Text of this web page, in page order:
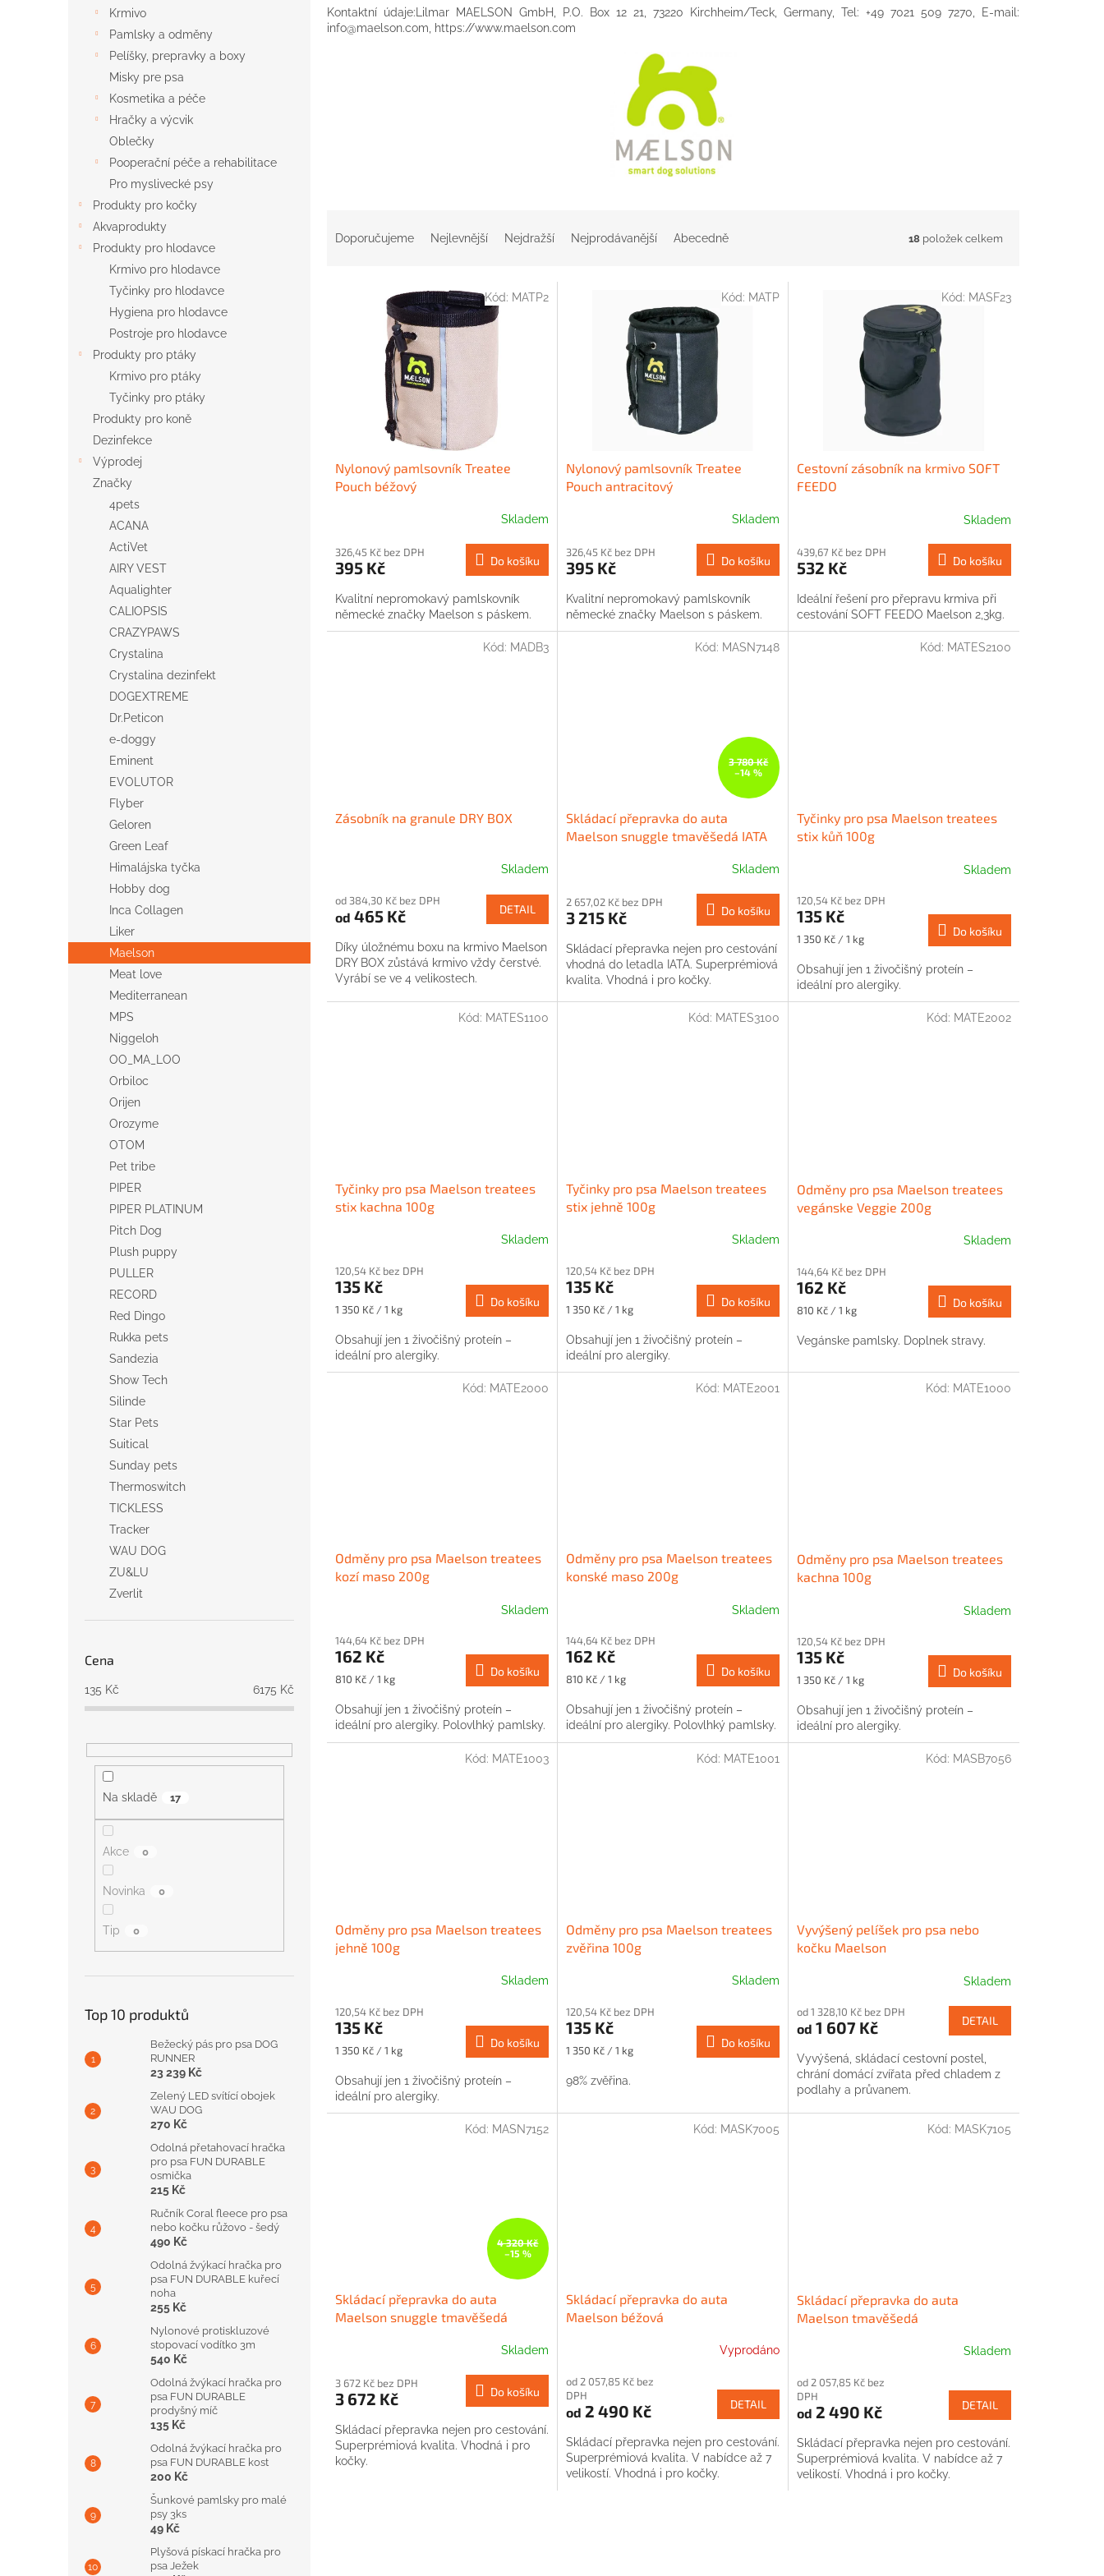
Krmivo
Pamlsky a odměny
Pelíšky, prepravky a boxy
Misky pre psa
Kosmetika a péče
Hračky a výcvik
Oblečky
Pooperační péče a rehabilitace
Pro myslivecké psy
Produkty pro kočky
Akvaprodukty
Produkty pro hlodavce
Krmivo pro hlodavce
Tyčinky pro hlodavce
Hygiena pro hlodavce
Postroje pro hlodavce
Produkty pro ptáky
Krmivo pro ptáky
Tyčinky pro ptáky
Produkty pro koně
Dezinfekce
Výprodej
Značky
4pets
ACANA
ActiVet
AIRY VEST
Aqualighter
CALIOPSIS
CRAZYPAWS
Crystalina
Crystalina dezinfekt
DOGEXTREME
Dr.Peticon
e-doggy
Eminent
EVOLUTOR
Flyber
Geloren
Green Leaf
Himalájska tyčka
Hobby dog
Inca Collagen
Liker
Maelson
Meat love
Mediterranean
MPS
Niggeloh
OO_MA_LOO
Orbiloc
Orijen
Orozyme
OTOM
Pet tribe
PIPER
PIPER PLATINUM
Pitch Dog
Plush puppy
PULLER
RECORD
Red Dingo
Rukka pets
Sandezia
Show Tech
Silinde
Star Pets
Suitical
Sunday pets
Thermoswitch
TICKLESS
Tracker
WAU DOG
ZU&LU
Zverlit
Cena
135 Kč 6175 Kč
Na skladě 17
Akce 0
Novinka 0
Tip 0
Top 10 produktů
Bežecký pás pro psa DOG
RUNNER
23 239 Kč
Zelený LED svítící obojek
WAU DOG
270 Kč
Odolná přetahovací hračka
pro psa FUN DURABLE
osmička
215 Kč
Ručník Coral fleece pro psa
nebo kočku růžovo - šedý
490 Kč
Odolná žvýkací hračka pro
psa FUN DURABLE kuřecí
noha
255 Kč
Nylonové protiskluzové
stopovací vodítko 3m
540 Kč
Odolná žvýkací hračka pro
psa FUN DURABLE
prodyšný míč
135 Kč
Odolná žvýkací hračka pro
psa FUN DURABLE kost
200 Kč
Šunkové pamlsky pro malé
psy 3ks
49 Kč
Plyšová pískací hračka pro
psa Ježek
Kontaktní údaje:Lilmar MAELSON GmbH, P.O. Box 12 21, 73220 Kirchheim/Teck, Germany, Tel: +49 7021 509 7270, E-mail:
info@maelson.com, https://www.maelson.com
Doporučujeme Nejlevnější Nejdražší Nejprodávanější Abecedně 18 položek celkem
Nylonový pamlsovník Treatee
Pouch béžový
Skladem
326,45 Kč bez DPH
395 Kč Do košíku
Kvalitní nepromokavý pamlskovník
německé značky Maelson s páskem.
Kód: MATP2
Nylonový pamlsovník Treatee
Pouch antracitový
Skladem
326,45 Kč bez DPH
395 Kč Do košíku
Kvalitní nepromokavý pamlskovník
německé značky Maelson s páskem.
Kód: MATP
Cestovní zásobník na krmivo SOFT
FEEDO
Skladem
439,67 Kč bez DPH
532 Kč Do košíku
Ideální řešení pro přepravu krmiva při
cestování SOFT FEEDO Maelson 2,3kg.
Kód: MASF23
Zásobník na granule DRY BOX
Skladem
od 384,30 Kč bez DPH
od 465 Kč DETAIL
Díky úložnému boxu na krmivo Maelson
DRY BOX zůstává krmivo vždy čerstvé.
Vyrábí se ve 4 velikostech.
Kód: MADB3
3 780 Kč
–14 %
Skládací přepravka do auta
Maelson snuggle tmavěšedá IATA
Skladem
2 657,02 Kč bez DPH
3 215 Kč Do košíku
Skládací přepravka nejen pro cestování
vhodná do letadla IATA. Superprémiová
kvalita. Vhodná i pro kočky.
Kód: MASN7148
Tyčinky pro psa Maelson treatees
stix kůň 100g
Skladem
120,54 Kč bez DPH
135 Kč
Měrná
1 350 Kč / 1 kg
Do košíku
Obsahují jen 1 živočišný proteín –
ideální pro alergiky.
Kód: MATES2100
Tyčinky pro psa Maelson treatees
stix kachna 100g
Skladem
120,54 Kč bez DPH
135 Kč
Měrná
1 350 Kč / 1 kg
Do košíku
Obsahují jen 1 živočišný proteín –
ideální pro alergiky.
Kód: MATES1100
Tyčinky pro psa Maelson treatees
stix jehně 100g
Skladem
120,54 Kč bez DPH
135 Kč
Měrná
1 350 Kč / 1 kg
Do košíku
Obsahují jen 1 živočišný proteín –
ideální pro alergiky.
Kód: MATES3100
Odměny pro psa Maelson treatees
vegánske Veggie 200g
Skladem
144,64 Kč bez DPH
162 Kč
Měrná
810 Kč / 1 kg
Do košíku
Vegánske pamlsky. Doplnek stravy.
Kód: MATE2002
Odměny pro psa Maelson treatees
kozí maso 200g
Skladem
144,64 Kč bez DPH
162 Kč
Měrná
810 Kč / 1 kg
Do košíku
Obsahují jen 1 živočišný proteín –
ideální pro alergiky. Polovlhký pamlsky.
Kód: MATE2000
Odměny pro psa Maelson treatees
konské maso 200g
Skladem
144,64 Kč bez DPH
162 Kč
Měrná
810 Kč / 1 kg
Do košíku
Obsahují jen 1 živočišný proteín –
ideální pro alergiky. Polovlhký pamlsky.
Kód: MATE2001
Odměny pro psa Maelson treatees
kachna 100g
Skladem
120,54 Kč bez DPH
135 Kč
Měrná
1 350 Kč / 1 kg
Do košíku
Obsahují jen 1 živočišný proteín –
ideální pro alergiky.
Kód: MATE1000
Odměny pro psa Maelson treatees
jehně 100g
Skladem
120,54 Kč bez DPH
135 Kč
Měrná
1 350 Kč / 1 kg
Do košíku
Obsahují jen 1 živočišný proteín –
ideální pro alergiky.
Kód: MATE1003
Odměny pro psa Maelson treatees
zvěřina 100g
Skladem
120,54 Kč bez DPH
135 Kč
Měrná
1 350 Kč / 1 kg
Do košíku
98% zvěřina.
Kód: MATE1001
Vyvýšený pelíšek pro psa nebo
kočku Maelson
Skladem
od 1 328,10 Kč bez DPH
od 1 607 Kč DETAIL
Vyvýšená, skládací cestovní postel,
chrání domácí zvířata před chladem z
podlahy a průvanem.
Kód: MASB7056
4 320 Kč
–15 %
Skládací přepravka do auta
Maelson snuggle tmavěšedá
Skladem
3 672 Kč bez DPH
3 672 Kč Do košíku
Skládací přepravka nejen pro cestování.
Superprémiová kvalita. Vhodná i pro
kočky.
Kód: MASN7152
Skládací přepravka do auta
Maelson béžová
Vyprodáno
od 2 057,85 Kč bez
DPH
od 2 490 Kč DETAIL
Skládací přepravka nejen pro cestování.
Superprémiová kvalita. V nabídce až 7
velikostí. Vhodná i pro kočky.
Kód: MASK7005
Skládací přepravka do auta
Maelson tmavěšedá
Skladem
od 2 057,85 Kč bez
DPH
od 2 490 Kč DETAIL
Skládací přepravka nejen pro cestování.
Superprémiová kvalita. V nabídce až 7
velikostí. Vhodná i pro kočky.
Kód: MASK7105